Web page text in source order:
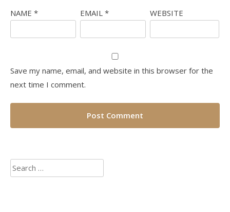
NAME * EMAIL * WEBSITE
Save my name, email, and website in this browser for the
next time I comment.
Search
for: